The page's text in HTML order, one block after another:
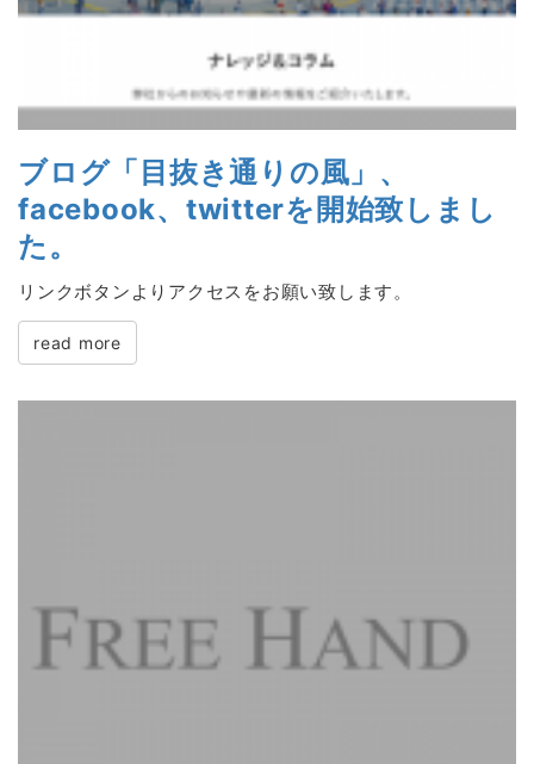
ブログ「目抜き通りの風」、
facebook、twitterを開始致しまし
た。
リンクボタンよりアクセスをお願い致します。
read more